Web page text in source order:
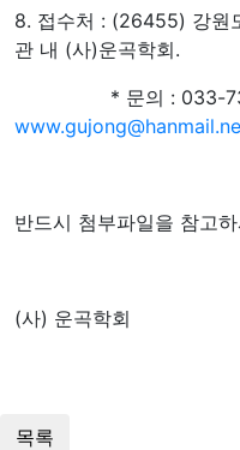
8. 접수처 : (26455) 강원
관 내 (사)운곡학회.
* 문의 : 033-734-
반드시 첨부파일을 참고
(사) 운곡학회
목록